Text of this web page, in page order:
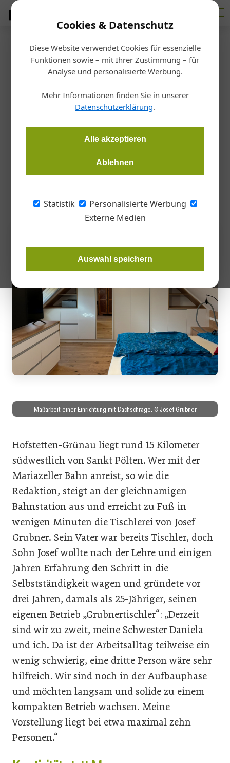
Cookies & Datenschutz
Diese Website verwendet Cookies für essenzielle
Funktionen sowie – mit Ihrer Zustimmung – für
Analyse und personalisierte Werbung.
Mehr Informationen finden Sie in unserer
Datenschutzerklärung.
Alle akzeptieren
Ablehnen
Statistik
Personalisierte Werbung
Externe Medien
Auswahl speichern
Startseite/ Holzbau
Aus der Praxis
Selber machen statt zukaufen
02.07.2026, 10:48 Uhr
Niederösterreich sind Sonderformate der Standard. Felder-
Maschinen unterstützen die individuelle sowie kreative
Maßarbeit einer Einrichtung mit Dachschräge. © Josef Grubner
Hofstetten-Grünau liegt rund 15 Kilometer
südwestlich von Sankt Pölten. Wer mit der
Mariazeller Bahn anreist, so wie die
Redaktion, steigt an der gleichnamigen
Bahnstation aus und erreicht zu Fuß in
wenigen Minuten die Tischlerei von Josef
Grubner. Sein Vater war bereits Tischler, doch
Sohn Josef wollte nach der Lehre und einigen
Jahren Erfahrung den Schritt in die
Selbstständigkeit wagen und gründete vor
drei Jahren, damals als 25-Jähriger, seinen
eigenen Betrieb „Grubnertischler“: „Derzeit
sind wir zu zweit, meine Schwester Daniela
und ich. Da ist der Arbeitsalltag teilweise ein
wenig schwierig, eine dritte Person wäre sehr
hilfreich. Wir sind noch in der Aufbauphase
und möchten langsam und solide zu einem
kompakten Betrieb wachsen. Meine
Vorstellung liegt bei etwa maximal zehn
Personen.“